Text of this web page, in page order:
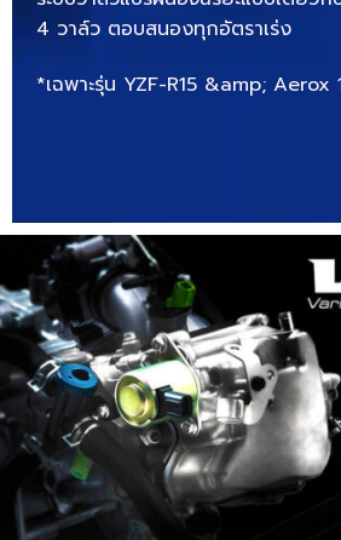
4 วาล์ว ตอบสนองทุกอัตราเร่ง
*เฉพาะรุ่น YZF-R15 &amp; Aerox